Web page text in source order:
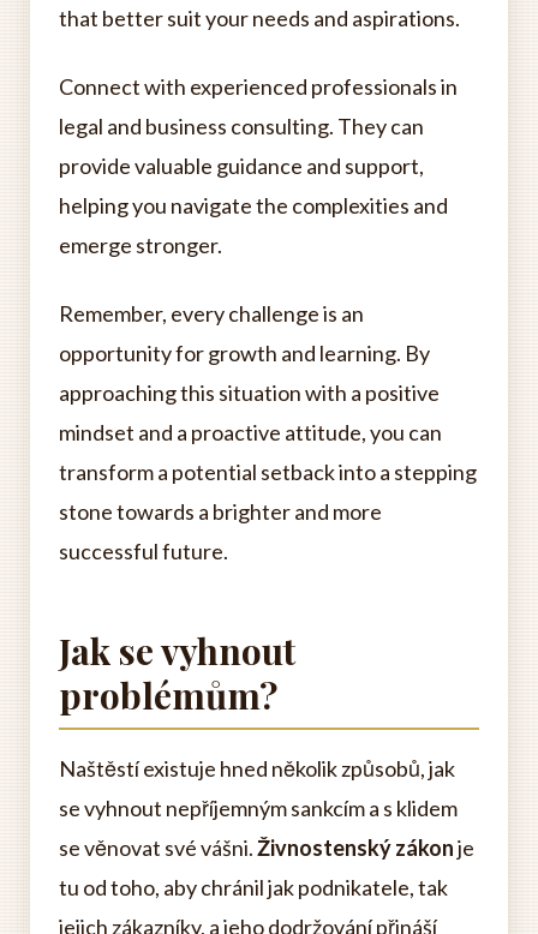
that better suit your needs and aspirations.
Connect with experienced professionals in
legal and business consulting. They can
provide valuable guidance and support,
helping you navigate the complexities and
emerge stronger.
Remember, every challenge is an
opportunity for growth and learning. By
approaching this situation with a positive
mindset and a proactive attitude, you can
transform a potential setback into a stepping
stone towards a brighter and more
successful future.
Jak se vyhnout
problémům?
Naštěstí existuje hned několik způsobů, jak
se vyhnout nepříjemným sankcím a s klidem
se věnovat své vášni.Živnostenský zákonje
tu od toho, aby chránil jak podnikatele, tak
jejich zákazníky, a jeho dodržování přináší